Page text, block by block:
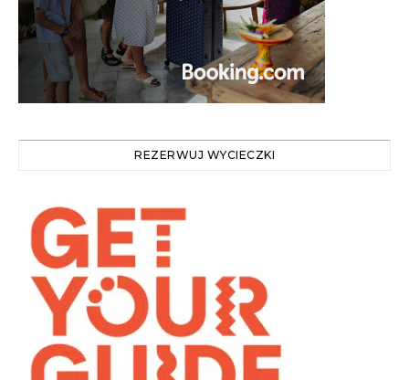
REZERWUJ WYCIECZKI